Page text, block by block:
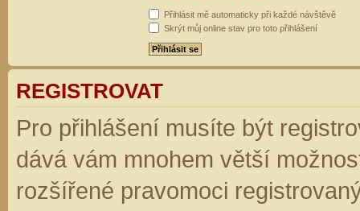
Přihlásit mě automaticky při každé návštěvě
Skrýt můj online stav pro toto přihlášení
REGISTROVAT
Pro přihlášení musíte být
dává vám mnohem větší
rozšířené pravomoci